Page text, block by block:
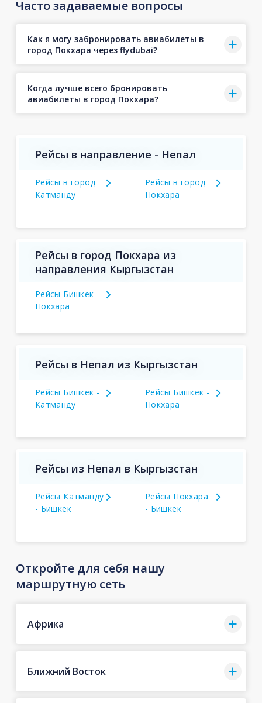
Часто задаваемые вопросы
Как я могу забронировать авиабилеты в
город Покхара через flydubai?
Когда лучше всего бронировать
авиабилеты в город Покхара?
Рейсы в направление - Непал
Рейсы в город
Катманду
Рейсы в город
Покхара
Рейсы в город Покхара из
направления Кыргызстан
Рейсы Бишкек -
Покхара
Рейсы в Непал из Кыргызстан
Рейсы Бишкек -
Катманду
Рейсы Бишкек -
Покхара
Рейсы из Непал в Кыргызстан
Рейсы Катманду
- Бишкек
Рейсы Покхара
- Бишкек
Откройте для себя нашу
маршрутную сеть
Африка
Ближний Восток